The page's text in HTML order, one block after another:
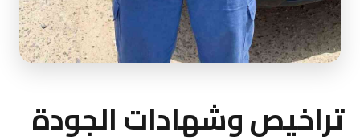
تراخيص وشهادات الجودة